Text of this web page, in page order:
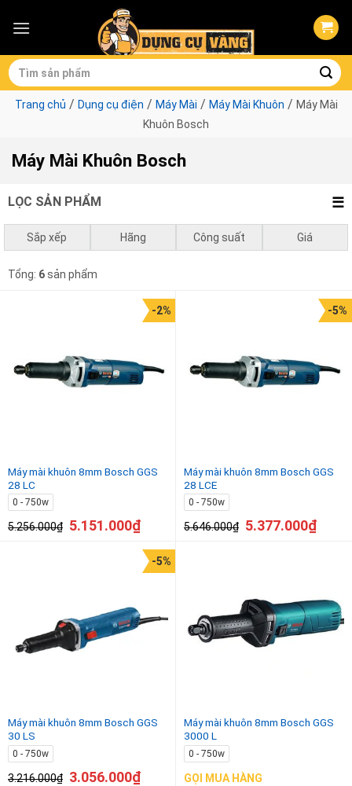
Tìm
kiếm:
Trang chủ / Dụng cụ điện / Máy Mài / Máy Mài Khuôn / Máy Mài
Khuôn Bosch
Máy Mài Khuôn Bosch
LỌC SẢN PHẨM
Sắp xếp
Mặc định
Hãng
Bosch
Công suất
0 - 750w
Giá
0₫-1.000.000₫
₫
Tổng: 6sản phẩm
Máy mài khuôn 8mm Bosch GGS
28 LC
0 - 750w
5.256.000₫
-2%
5.151.000₫
Máy mài khuôn 8mm Bosch GGS
28 LCE
0 - 750w
5.646.000₫
-5%
5.377.000₫
Máy mài khuôn 8mm Bosch GGS
30 LS
0 - 750w
3.216.000₫
-5%
3.056.000₫
Máy mài khuôn 8mm Bosch GGS
3000 L
0 - 750w
GỌI MUA HÀNG